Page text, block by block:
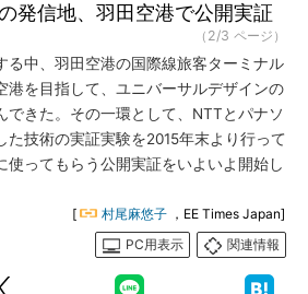
発信地、羽田空港で公開実証
（2/3 ページ）
る中、羽田空港の国際線旅客ターミナル
港を目指して、ユニバーサルデザインの
できた。その一環として、NTTとパナソ
た技術の実証実験を2015年末より行って
使ってもらう公開実証をいよいよ開始し
[ 村尾麻悠子 ，EE Times Japan]
PC用表示
関連情報